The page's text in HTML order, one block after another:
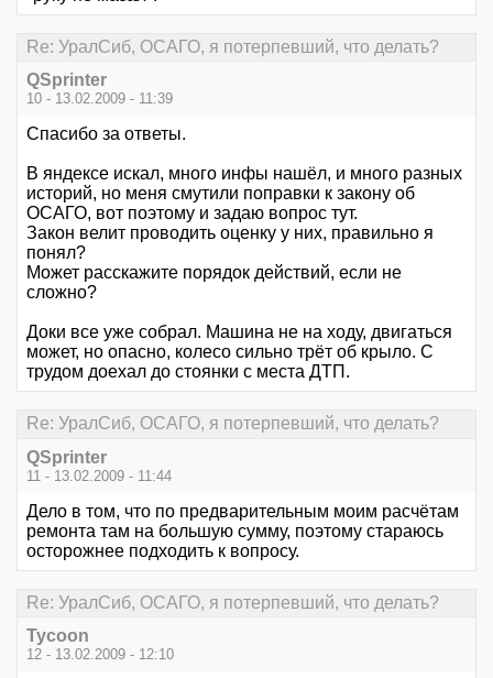
Re: УралСиб, ОСАГО, я потерпевший, что делать?
QSprinter
10 - 13.02.2009 - 11:39
Спасибо за ответы.
В яндексе искал, много инфы нашёл, и много разных
историй, но меня смутили поправки к закону об
ОСАГО, вот поэтому и задаю вопрос тут.
Закон велит проводить оценку у них, правильно я
понял?
Может расскажите порядок действий, если не
сложно?
Доки все уже собрал. Машина не на ходу, двигаться
может, но опасно, колесо сильно трёт об крыло. С
трудом доехал до стоянки с места ДТП.
Re: УралСиб, ОСАГО, я потерпевший, что делать?
QSprinter
11 - 13.02.2009 - 11:44
Дело в том, что по предварительным моим расчётам
ремонта там на большую сумму, поэтому стараюсь
осторожнее подходить к вопросу.
Re: УралСиб, ОСАГО, я потерпевший, что делать?
Tycoon
12 - 13.02.2009 - 12:10